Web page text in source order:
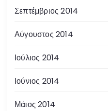
Σεπτέμβριος 2014
Αύγουστος 2014
Ιούλιος 2014
Ιούνιος 2014
Μάιος 2014